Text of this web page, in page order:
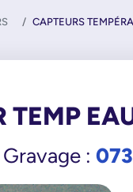
CAPTEURS
TEMP
: